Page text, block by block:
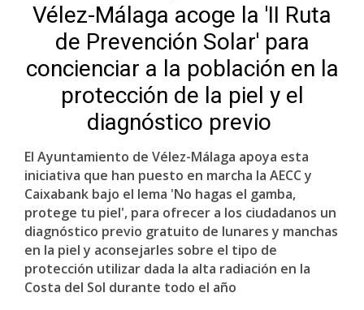
Vélez-Málaga acoge la 'II Ruta
de Prevención Solar' para
concienciar a la población en la
protección de la piel y el
diagnóstico previo
El Ayuntamiento de Vélez-Málaga apoya esta
iniciativa que han puesto en marcha la AECC y
Caixabank bajo el lema 'No hagas el gamba,
protege tu piel', para ofrecer a los ciudadanos un
diagnóstico previo gratuito de lunares y manchas
en la piel y aconsejarles sobre el tipo de
protección utilizar dada la alta radiación en la
Costa del Sol durante todo el año